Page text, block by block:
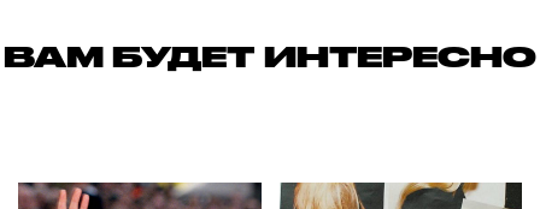
ВАМ БУДЕТ ИНТЕРЕСНО